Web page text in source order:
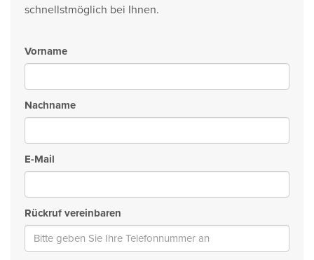
schnellstmöglich bei Ihnen.
Vorname
Nachname
E-Mail
Rückruf vereinbaren